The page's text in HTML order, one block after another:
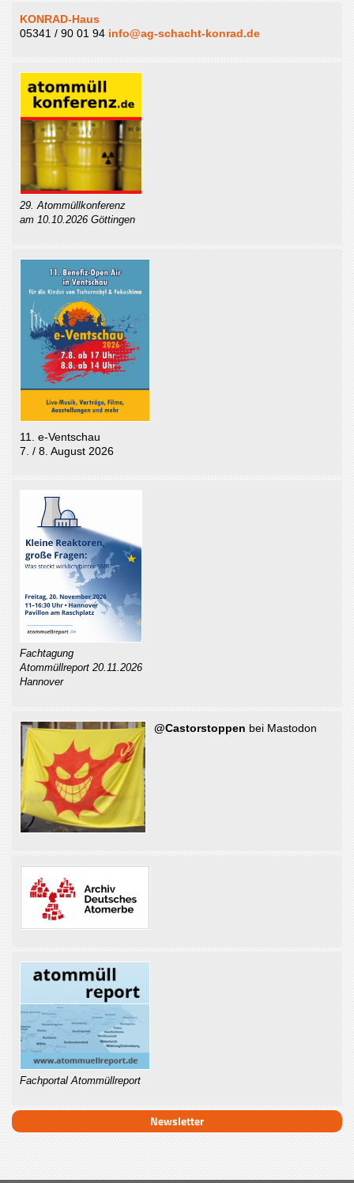
KONRAD-Haus
05341 / 90 01 94 info@ag-schacht-konrad.de
29. Atommüllkonferenz
am 10.10.2026 Göttingen
11. e-Ventschau
7. / 8. August 2026
Fachtagung
Atommüllreport 20.11.2026
Hannover
@Castorstoppen bei Mastodon
Fachportal Atommüllreport
Newsletter